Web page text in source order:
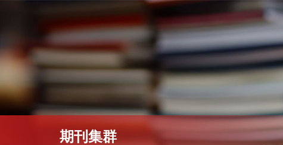
期刊集群